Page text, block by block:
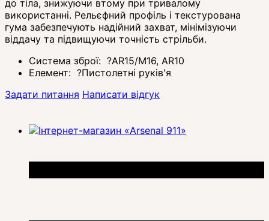
до тіла, знижуючи втому при тривалому
використанні. Рельєфний профіль і текстурована
гума забезпечують надійний захват, мінімізуючи
віддачу та підвищуючи точність стрільби.
Система зброї: ?AR15/M16, AR10
Елемент: ?Пистолетні руків'я
Задати питання Написати відгук